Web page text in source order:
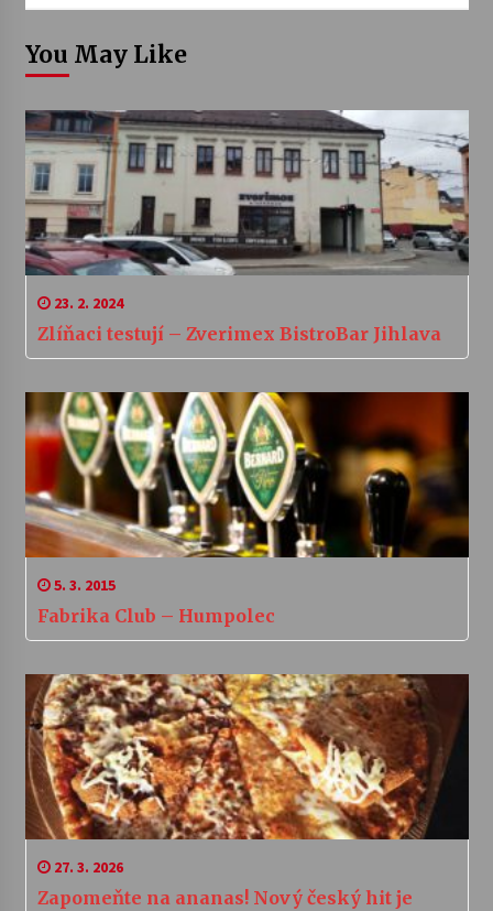
You May Like
23. 2. 2024
Zlíňaci testují – Zverimex BistroBar Jihlava
5. 3. 2015
Fabrika Club – Humpolec
27. 3. 2026
Zapomeňte na ananas! Nový český hit je